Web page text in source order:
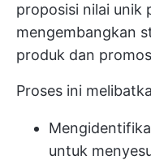
proposisi nilai unik
mengembangkan
produk dan
Proses ini
untuk